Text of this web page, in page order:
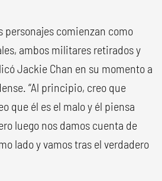
personajes comienzan como
ambos militares retirados y
Jackie Chan en su momento a
“Al principio, creo que
que él es el malo y él piensa
luego nos damos cuenta de
lado y vamos tras el verdadero